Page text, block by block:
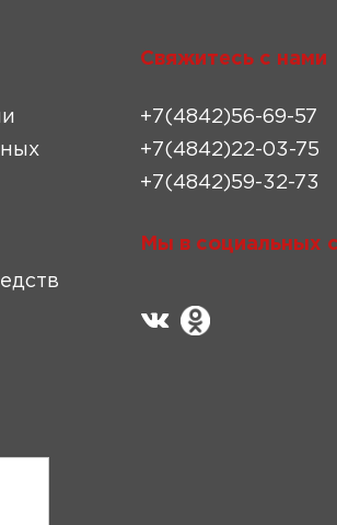
Свяжитесь с нами
+7(4842)56-69-57
+7(4842)22-03-75
+7(4842)59-32-73
Мы в социальных